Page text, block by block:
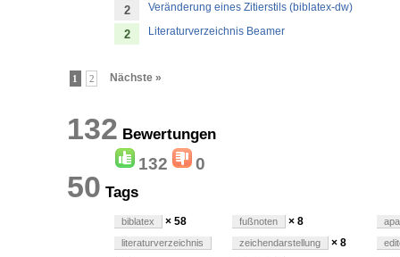
2 Veränderung eines Zitierstils (biblatex-dw)
2 Literaturverzeichnis Beamer
1 2 Nächste »
132 Bewertungen
132 0
50 Tags
biblatex × 58
literaturverzeichnis
fußnoten × 8
zeichendarstellung × 8